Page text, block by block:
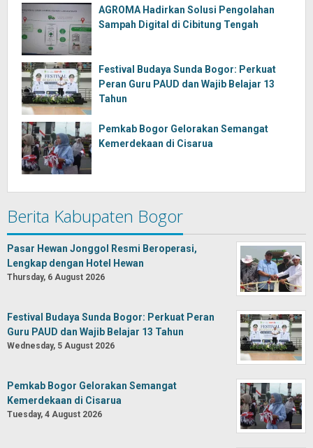
AGROMA Hadirkan Solusi Pengolahan
Sampah Digital di Cibitung Tengah
Festival Budaya Sunda Bogor: Perkuat
Peran Guru PAUD dan Wajib Belajar 13
Tahun
Pemkab Bogor Gelorakan Semangat
Kemerdekaan di Cisarua
Berita Kabupaten Bogor
Pasar Hewan Jonggol Resmi Beroperasi,
Lengkap dengan Hotel Hewan
Thursday, 6 August 2026
Festival Budaya Sunda Bogor: Perkuat Peran
Guru PAUD dan Wajib Belajar 13 Tahun
Wednesday, 5 August 2026
Pemkab Bogor Gelorakan Semangat
Kemerdekaan di Cisarua
Tuesday, 4 August 2026